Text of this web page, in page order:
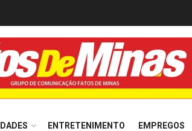
ENTRETENIMENTO EMPREGOS